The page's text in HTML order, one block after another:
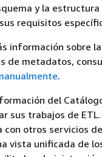
y la
requisitos
información sobre
de metadatos,
.
del
sus trabajos de
otros servicios
vista unificada de